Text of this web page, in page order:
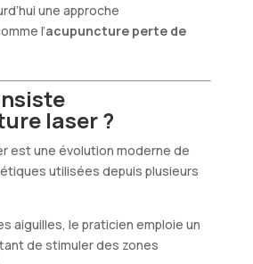
une approche
l’acupuncture perte de
laser ?
est une évolution moderne de
utilisées depuis plusieurs
aiguilles, le praticien emploie un
de stimuler des zones